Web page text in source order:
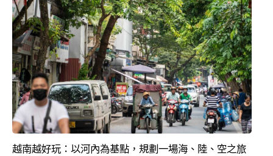
越南越好玩：以河內為基點，規劃一場海、陸、空之旅